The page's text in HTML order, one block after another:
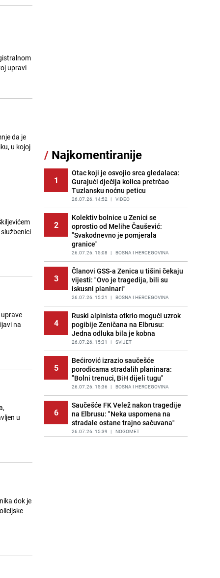
upravi
da je
u kojoj
na
u
dok je
11
Lažne novčanice preplavljuju
tržište: Ove eure najčešće
pokušavaju podvaliti
PRIJE OKO 23H | SVIJET
12
Recept za brze uštipke: Ne upijaju
ulje i gotovi su za 30 minuta
PRIJE 1 DAN | RECEPTI
Imate tikvice i piletinu? Napravite
ovaj brzi ručak iz jedne tave
PRIJE 1 DAN | RECEPTI
14
Jedan od najvećih gradova nije na
listi: Ovo su lokacije prvih Lidl
prodavnica u BiH
PRIJE 1 DAN | BOSNA I HERCEGOVINA
15
Užas u bh. susjedstvu, mladići
bludničili nad maloljetnicom i sve
snimali: "Stari te gleda u lajvu"
PRIJE 2 DANA REGIJA
/ Najkomentiranije
1
Otac koji je osvojio srca gledalaca:
Gurajući dječija kolica pretrčao
Tuzlansku noćnu peticu
26.07.26. 14:52 | VIDEO
2
Kolektiv bolnice u Zenici se
oprostio od Melihe Čaušević:
"Svakodnevno je pomjerala
granice"
26.07.26. 15:08 | BOSNA I HERCEGOVINA
3
Članovi GSS-a Zenica u tišini čekaju
vijesti: "Ovo je tragedija, bili su
iskusni planinari"
26.07.26. 15:21 | BOSNA I HERCEGOVINA
4
Ruski alpinista otkrio mogući uzrok
pogibije Zeničana na Elbrusu:
Jedna odluka bila je kobna
26.07.26. 15:31 | SVIJET
5
Bećirović izrazio saučešće
porodicama stradalih planinara:
"Bolni trenuci, BiH dijeli tugu"
26.07.26. 15:36 | BOSNA I HERCEGOVINA
6
Saučešće FK Velež nakon tragedije
na Elbrusu: "Neka uspomena na
stradale ostane trajno sačuvana"
26.07.26. 15:39 | NOGOMET